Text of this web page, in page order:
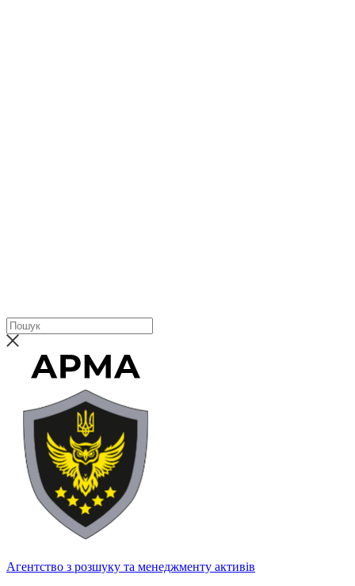
Агентство з розшуку та менеджменту активів